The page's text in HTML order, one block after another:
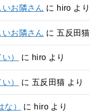
お隣さん に hiro より
お隣さん に 五反田猫
） に hiro より
） に 五反田猫 より
） に hiroより